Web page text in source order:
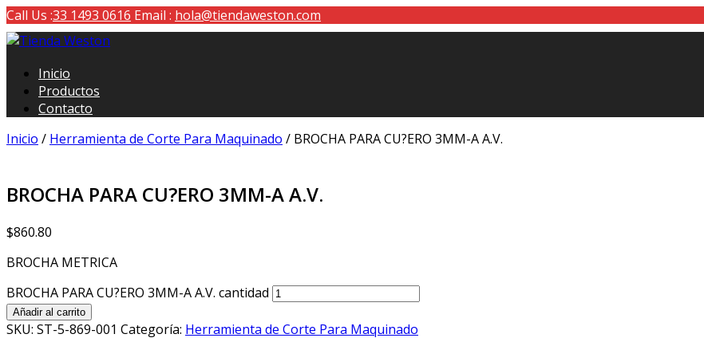
Call Us :33 1493 0616 Email : hola@tiendaweston.com
Tienda Weston
Herramientas de carga y medición
Inicio
Productos
Contacto
Inicio / Herramienta de Corte Para Maquinado / BROCHA PARA CU?ERO 3MM-A A.V.
BROCHA PARA CU?ERO 3MM-A A.V.
$860.80
BROCHA METRICA
BROCHA PARA CU?ERO 3MM-A A.V. cantidad
Añadir al carrito
SKU: ST-5-869-001 Categoría: Herramienta de Corte Para Maquinado